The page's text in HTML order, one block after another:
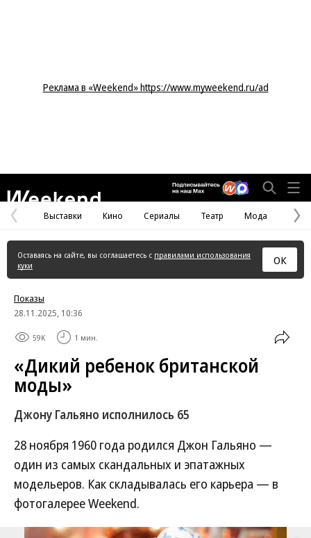
Реклама в «Weekend» https://www.myweekend.ru/ad
Предыдущая
страница
Выставки Кино Сериалы Театр Мода
Оставаясь на сайте, вы соглашаетесь с правилами использования
куки
ОК
Показы
28.11.2025, 10:36
59K 1 мин.
«Дикий ребенок британской
моды»
Джону Гальяно исполнилось 65
28 ноября 1960 года родился Джон Гальяно —
один из самых скандальных и эпатажных
модельеров. Как складывалась его карьера — в
фотогалерее Weekend.